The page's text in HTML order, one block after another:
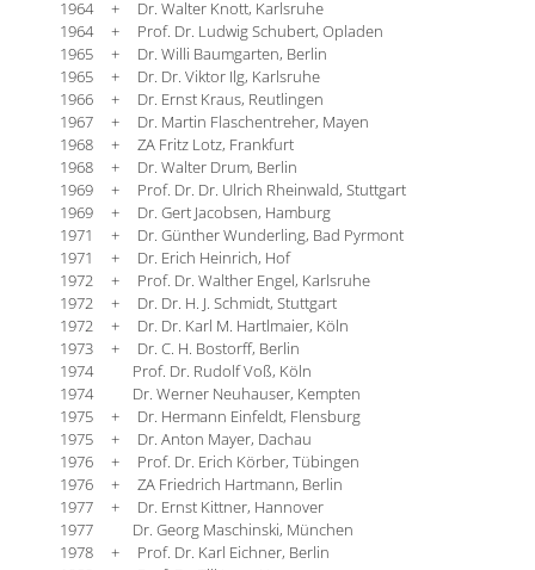
1964 + Dr. Walter Knott, Karlsruhe
1964 + Prof. Dr. Ludwig Schubert, Opladen
1965 + Dr. Willi Baumgarten, Berlin
1965 + Dr. Dr. Viktor Ilg, Karlsruhe
1966 + Dr. Ernst Kraus, Reutlingen
1967 + Dr. Martin Flaschentreher, Mayen
1968 + ZA Fritz Lotz, Frankfurt
1968 + Dr. Walter Drum, Berlin
1969 + Prof. Dr. Dr. Ulrich Rheinwald, Stuttgart
1969 + Dr. Gert Jacobsen, Hamburg
1971 + Dr. Günther Wunderling, Bad Pyrmont
1971 + Dr. Erich Heinrich, Hof
1972 + Prof. Dr. Walther Engel, Karlsruhe
1972 + Dr. Dr. H. J. Schmidt, Stuttgart
1972 + Dr. Dr. Karl M. Hartlmaier, Köln
1973 + Dr. C. H. Bostorff, Berlin
1974 Prof. Dr. Rudolf Voß, Köln
1974 Dr. Werner Neuhauser, Kempten
1975 + Dr. Hermann Einfeldt, Flensburg
1975 + Dr. Anton Mayer, Dachau
1976 + Prof. Dr. Erich Körber, Tübingen
1976 + ZA Friedrich Hartmann, Berlin
1977 + Dr. Ernst Kittner, Hannover
1977 Dr. Georg Maschinski, München
1978 + Prof. Dr. Karl Eichner, Berlin